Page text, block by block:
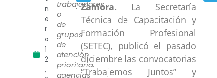
n
e
r
o
1
2
,
trabajadores
o
de
grupos
de
atención
prioritaria,
agencias
Zamora. La Secretaría
Técnica de Capacitación y
Formación Profesional
(SETEC), publicó el pasado
diciembre las convocatorias
“Trabajemos Juntos” y